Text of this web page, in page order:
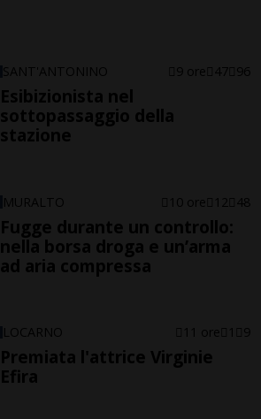
SANT'ANTONINO 9 ore 47 96
Esibizionista nel
sottopassaggio della
stazione
MURALTO 10 ore 12 48
Fugge durante un controllo:
nella borsa droga e un’arma
ad aria compressa
LOCARNO 11 ore 1 9
Premiata l'attrice Virginie
Efira